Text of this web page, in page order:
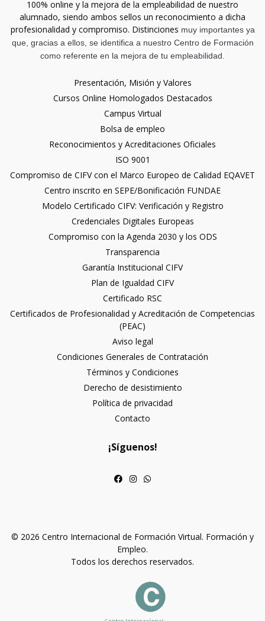
100% online y la mejora de la empleabilidad de nuestro
alumnado, siendo ambos sellos un reconocimiento a dicha
profesionalidad y compromiso. Distinciones muy importantes ya
que, gracias a ellos, se identifica a nuestro Centro de Formación
como referente en la mejora de tu empleabilidad.
Presentación, Misión y Valores
Cursos Online Homologados Destacados
Campus Virtual
Bolsa de empleo
Reconocimientos y Acreditaciones Oficiales
ISO 9001
Compromiso de CIFV con el Marco Europeo de Calidad EQAVET
Centro inscrito en SEPE/Bonificación FUNDAE
Modelo Certificado CIFV: Verificación y Registro
Credenciales Digitales Europeas
Compromiso con la Agenda 2030 y los ODS
Transparencia
Garantía Institucional CIFV
Plan de Igualdad CIFV
Certificado RSC
Certificados de Profesionalidad y Acreditación de Competencias
(PEAC)
Aviso legal
Condiciones Generales de Contratación
Términos y Condiciones
Derecho de desistimiento
Política de privacidad
Contacto
¡Síguenos!
© 2026 Centro Internacional de Formación Virtual. Formación y
Empleo.
Todos los derechos reservados.